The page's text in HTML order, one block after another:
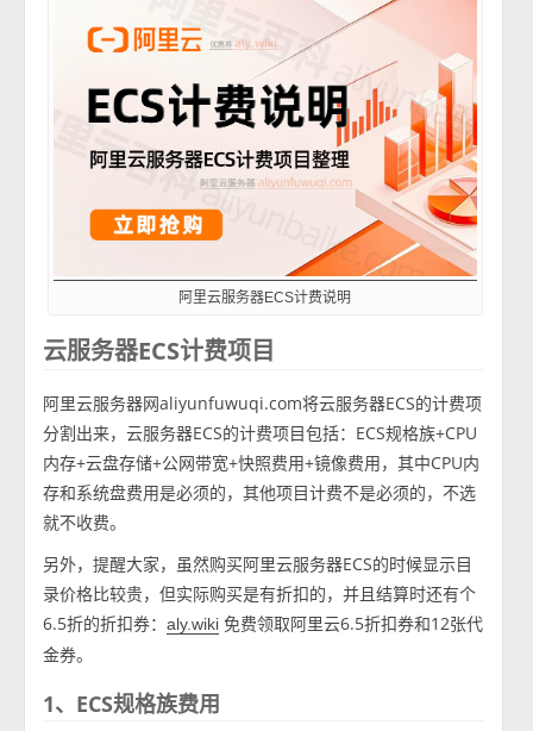
阿里云服务器ECS计费说明
云服务器ECS计费项目
阿里云服务器网aliyunfuwuqi.com将云服务器ECS的计费项
分割出来，云服务器ECS的计费项目包括：ECS规格族+CPU
内存+云盘存储+公网带宽+快照费用+镜像费用，其中CPU内
存和系统盘费用是必须的，其他项目计费不是必须的，不选
就不收费。
另外，提醒大家，虽然购买阿里云服务器ECS的时候显示目
录价格比较贵，但实际购买是有折扣的，并且结算时还有个
6.5折的折扣券：aly.wiki 免费领取阿里云6.5折扣券和12张代
金券。
1、ECS规格族费用